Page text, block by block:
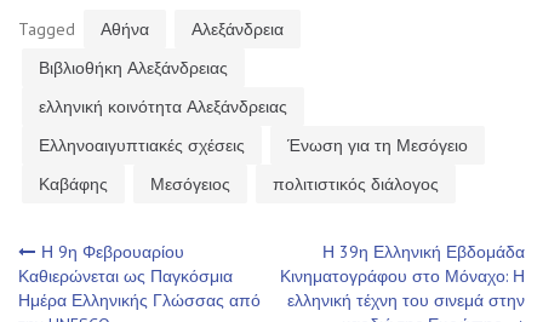
Tagged Αθήνα
Αλεξάνδρεια
Βιβλιοθήκη Αλεξάνδρειας
ελληνική κοινότητα Αλεξάνδρειας
Ελληνοαιγυπτιακές σχέσεις
Ένωση για τη Μεσόγειο
Καβάφης
Μεσόγειος πολιτιστικός διάλογος
Πλοήγηση
Η 9η Φεβρουαρίου
Καθιερώνεται ως Παγκόσμια
Ημέρα Ελληνικής Γλώσσας από
Η 39η Ελληνική Εβδομάδα
Κινηματογράφου στο Μόναχο: Η
ελληνική τέχνη του σινεμά στην